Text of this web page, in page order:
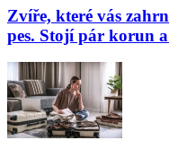
Zvíře, které vás
pes. Stojí pár korun